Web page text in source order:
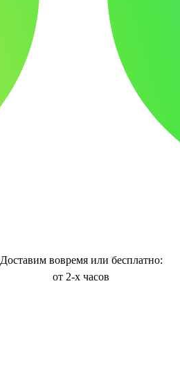
Доставим вовремя или бесплатно:
от 2-х часов